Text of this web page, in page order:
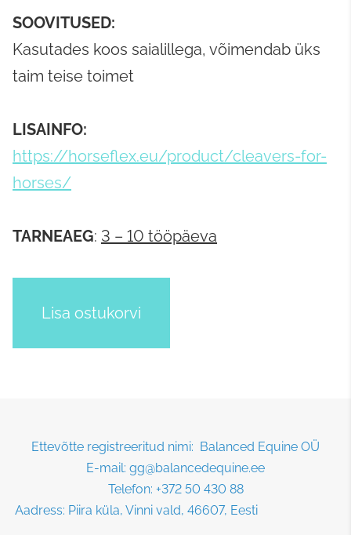
SOOVITUSED:
Kasutades koos saialillega, võimendab üks
taim teise toimet
LISAINFO:
https://horseflex.eu/product/cleavers-for-
horses/
TARNEAEG: 3 – 10 tööpäeva
Lisa ostukorvi
Ettevõtte registreeritud nimi: Balanced Equine OÜ
E-mail: gg@balancedequine.ee
Telefon: +372 50 430 88
Aadress: Piira küla, Vinni vald, 46607, Eesti